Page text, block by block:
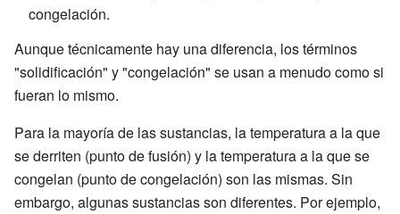
congelación.
Aunque técnicamente hay una diferencia, los términos
"solidificación" y "congelación" se usan a menudo como si
fueran lo mismo.
Para la mayoría de las sustancias, la temperatura a la que
se derriten (punto de fusión) y la temperatura a la que se
congelan (punto de congelación) son las mismas. Sin
embargo, algunas sustancias son diferentes. Por ejemplo,